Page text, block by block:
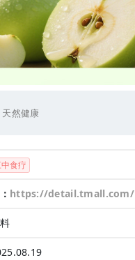
然健康
食疗
https://detail.tmall.com/item.htm?abbucket=1&id=967446571719&mi_id=0000OhggyNywmFCizBEpG5cQ-